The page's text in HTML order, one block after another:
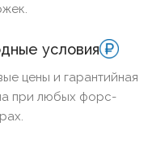
условия
цены и гарантийная
при любых форс-